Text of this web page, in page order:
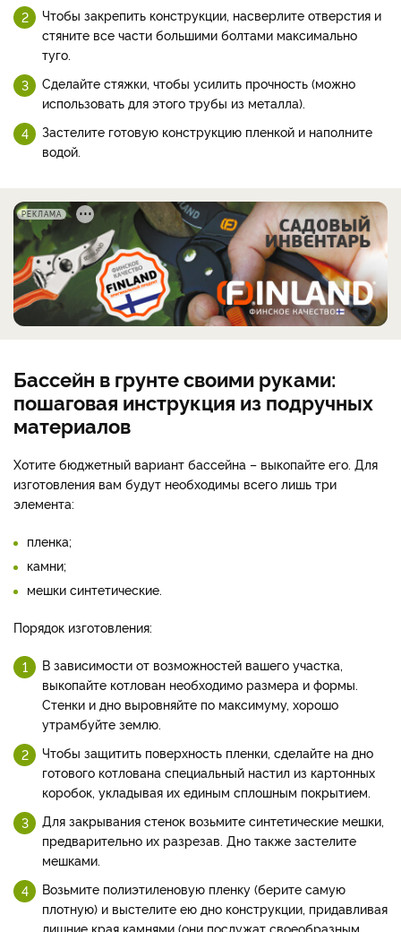
Чтобы закрепить конструкции, насверлите отверстия и
стяните все части большими болтами максимально
туго.
Сделайте стяжки, чтобы усилить прочность (можно
использовать для этого трубы из металла).
Застелите готовую конструкцию пленкой и наполните
водой.
РЕКЛАМА
Бассейн в грунте своими руками:
пошаговая инструкция из подручных
материалов
Хотите бюджетный вариант бассейна – выкопайте его. Для
изготовления вам будут необходимы всего лишь три
элемента:
пленка;
камни;
мешки синтетические.
Порядок изготовления:
В зависимости от возможностей вашего участка,
выкопайте котлован необходимо размера и формы.
Стенки и дно выровняйте по максимуму, хорошо
утрамбуйте землю.
Чтобы защитить поверхность пленки, сделайте на дно
готового котлована специальный настил из картонных
коробок, укладывая их единым сплошным покрытием.
Для закрывания стенок возьмите синтетические мешки,
предварительно их разрезав. Дно также застелите
мешками.
Возьмите полиэтиленовую пленку (берите самую
плотную) и выстелите ею дно конструкции, придавливая
лишние края камнями (они послужат своеобразным